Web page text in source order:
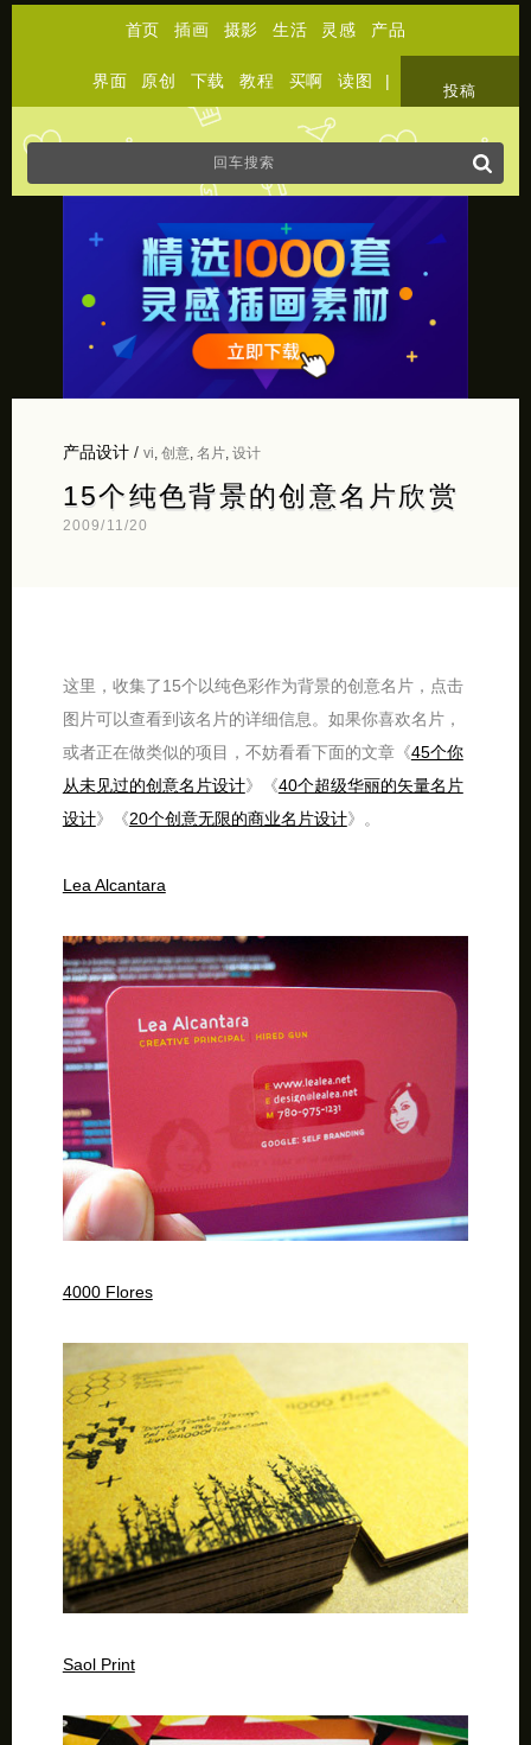
首页 插画 摄影 生活 灵感 产品
界面 原创 下载 教程 买啊 读图 |
投稿
产品设计/ vi 创意, 名片, 设计
15个纯色背景的创意名片欣赏
2009/11/20
这里，收集了15个以纯色彩作为背景的创意名片，点击
图片可以查看到该名片的详细信息。如果你喜欢名片，
或者正在做类似的项目，不妨看看下面的文章《45个你
从未见过的创意名片设计》《40个超级华丽的矢量名片
设计》《20个创意无限的商业名片设计》。
Lea Alcantara
4000 Flores
Saol Print